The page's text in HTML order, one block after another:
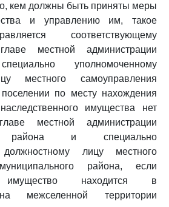
кем должны быть приняты меры
и управлению им, такое
соответствующему
местной администрации
уполномоченному
местного самоуправления
по месту нахождения
имущества нет
местной администрации
района и специально
должностному лицу местного
района, если
имущество находится в
межселенной территории